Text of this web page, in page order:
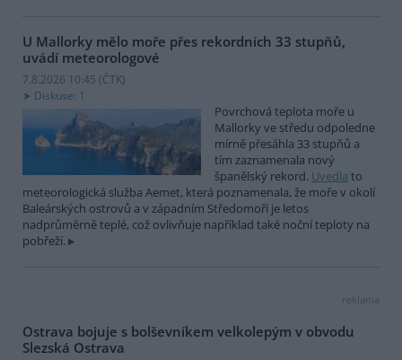
U Mallorky mělo moře přes rekordních 33 stupňů,
uvádí meteorologové
7.8.2026 10:45 (ČTK)
Diskuse: 1
Povrchová teplota moře u
Mallorky ve středu odpoledne
mírně přesáhla 33 stupňů a
tím zaznamenala nový
španělský rekord. Uvedla to
meteorologická služba Aemet, která poznamenala, že moře v okolí
Baleárských ostrovů a v západním Středomoří je letos
nadprůměrně teplé, což ovlivňuje například také noční teploty na
pobřeží.
reklama
Ostrava bojuje s bolševníkem velkolepým v obvodu
Slezská Ostrava